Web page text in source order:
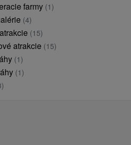
farmy (1)
(4)
(15)
atrakcie (15)
(1)
(1)